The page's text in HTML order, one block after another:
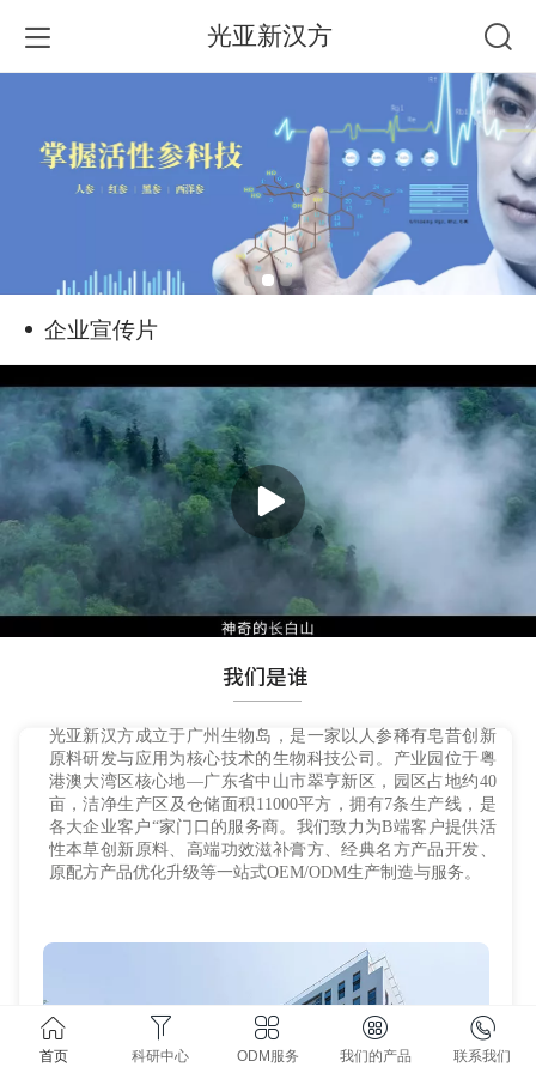
光亚新汉方
企业宣传片
我们是谁
光亚新汉方成立于广州生物岛，是一家以人参稀有皂昔创新
原料研发与应用为核心技术的生物科技公司。产业园位于粤
港澳大湾区核心地—广东省中山市翠亨新区，园区占地约40
亩，洁净生产区及仓储面积11000平方，拥有7条生产线，是
各大企业客户“家门口的服务商。我们致力为B端客户提供活
性本草创新原料、高端功效滋补膏方、经典名方产品开发、
原配方产品优化升级等一站式OEM/ODM生产制造与服务。
首页 科研中心 ODM服务 我们的产品 联系我们